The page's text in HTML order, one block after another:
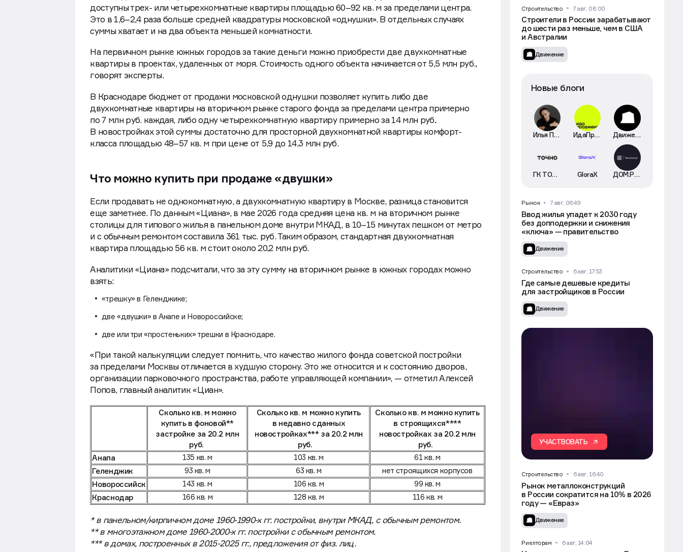
В Геленджике и Новороссийске возможности еще шире. За 12–14 млн руб. на вторичном рынке
доступны трех- или четырехкомнатные квартиры площадью 60–92 кв. м за пределами центра.
Это в 1,6–2,4 раза больше средней квадратуры московской «однушки». В отдельных случаях
На первичном рынке южных городов за такие деньги можно приобрести две двухкомнатные
квартиры в проектах, удаленных от моря. Стоимость одного объекта начинается от 5,5 млн руб.,
В Краснодаре бюджет от продажи московской однушки позволяет купить либо две
двухкомнатные квартиры на вторичном рынке старого фонда за пределами центра примерно
по 7 млн руб. каждая, либо одну четырехкомнатную квартиру примерно за 14 млн руб.
В новостройках этой суммы достаточно для просторной двухкомнатной квартиры комфорт-
Что можно купить при продаже «двушки»
Если продавать не однокомнатную, а двухкомнатную квартиру в Москве, разница становится
еще заметнее. По данным «Циана», в мае 2026 года средняя цена кв. м на вторичном рынке
столицы для типового жилья в панельном доме внутри МКАД, в 10–15 минутах пешком от метро
и с обычным ремонтом составила 361 тыс. руб. Таким образом, стандартная двухкомнатная
Аналитики «Циана» подсчитали, что за эту сумму на вторичном рынке в южных городах можно
«При такой калькуляции следует помнить, что качество жилого фонда советской постройки
за пределами Москвы отличается в худшую сторону. Это же относится и к состоянию дворов,
организации парковочного пространства, работе управляющей компании», — отметил Алексей
Сколько кв. м можно
купить в фоновой**
застройке за 20.2 млн
руб.
Сколько кв. м можно купить
в недавно сданных
новостройках*** за 20.2 млн
руб.
Сколько кв. м можно купить
в строящихся****
новостройках за 20.2 млн
руб.
Анапа
135 кв. м 103 кв. м 61 кв. м
Геленджик 93 кв. м 63 кв. м нет строящихся корпусов
Новороссийск 143 кв. м 106 кв. м 99 кв. м
Краснодар 166 кв. м 128 кв. м 116 кв. м
* в панельном/кирпичном доме 1960-1990-х гг. постройки, внутри МКАД, с обычным ремонтом.
** в многоэтажном доме 1960-2000-х гг. постройки с обычным ремонтом.
Строительство 7 авг, 08:00
Строители в России зарабатывают
до шести раз меньше, чем в США
и Австралии
Движение
Движение
Рынок 7 авг, 06:49
Ввод жилья упадет к 2030 году
без допподержки и снижения
«ключа» — правительство
Движение
Строительство 6 авг, 17:53
Где самые дешевые кредиты
для застройщиков в России
Движение
УЧАСТВОВАТЬ
Строительство 6 авг, 16:40
Рынок металлоконструкций
в России сократится на 10% в 2026
году — «Евраз»
Движение